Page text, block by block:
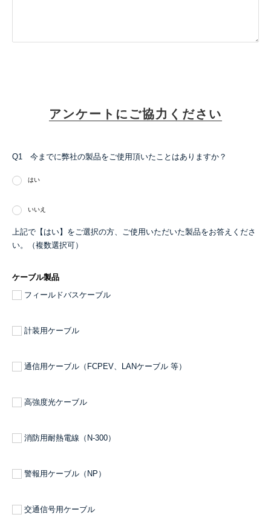
アンケートにご協力ください
Q1 今までに弊社の製品をご使用頂いたことはありますか？
はい
いいえ
上記で【はい】をご選択の方、ご使用いただいた製品をお答えくださ
い。（複数選択可）
ケーブル製品
フィールドバスケーブル
計装用ケーブル
通信用ケーブル（FCPEV、LANケーブル 等）
高強度光ケーブル
消防用耐熱電線（N-300）
警報用ケーブル（NP）
交通信号用ケーブル